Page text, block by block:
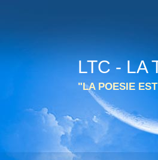
LTC - LA
"LA POESIE